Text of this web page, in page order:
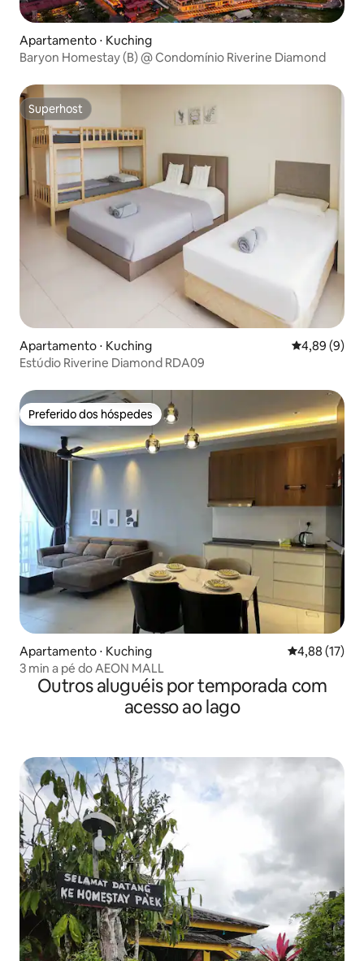
Apartamento ⋅ Kuching
Baryon Homestay (B) @ Condomínio Riverine Diamond
Superhost
Superhost
Apartamento ⋅ Kuching 4,89 de uma
4,89 (9)
Estúdio Riverine Diamond RDA09
Preferido dos hóspedes
Preferido dos hóspedes
Apartamento ⋅ Kuching 4,88 de uma
4,88 (17)
3 min a pé do AEON MALL
Outros aluguéis por temporada com
acesso ao lago